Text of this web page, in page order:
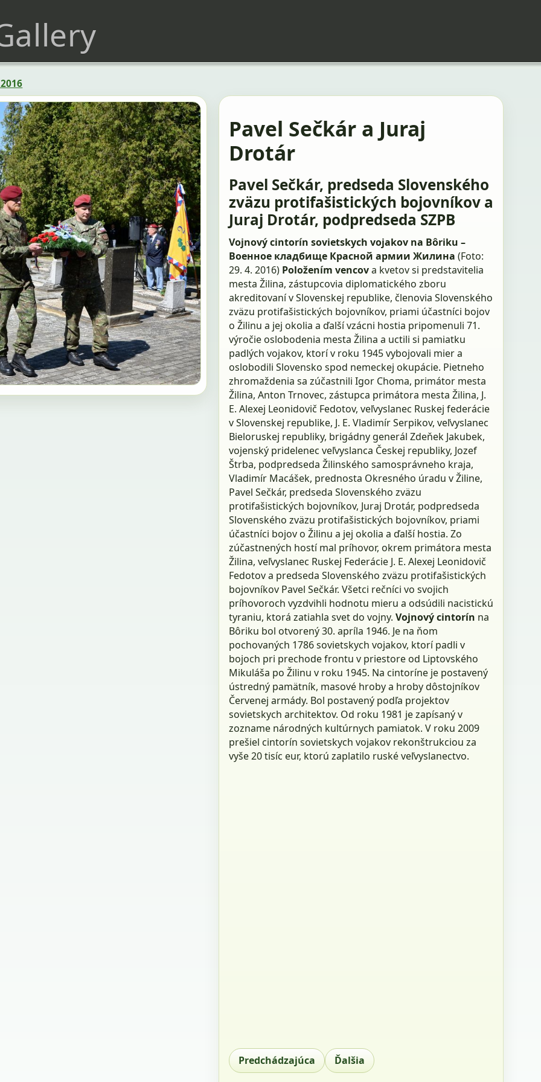
Pavel Sečkár a Juraj
Drotár
Pavel Sečkár, predseda Slovenského
zväzu protifašistických bojovníkov a
Juraj Drotár, podpredseda SZPB
Vojnový cintorín sovietskych vojakov na Bôriku –
Военное кладбище Красной армии Жилина (Foto:
29. 4. 2016) Položením vencova kvetov si predstavitelia
mesta Žilina, zástupcovia diplomatického zboru
akreditovaní v Slovenskej republike, členovia Slovenského
zväzu protifašistických bojovníkov, priami účastníci bojov
o Žilinu a jej okolia a ďalší vzácni hostia pripomenuli 71.
výročie oslobodenia mesta Žilina a uctili si pamiatku
padlých vojakov, ktorí v roku 1945 vybojovali mier a
oslobodili Slovensko spod nemeckej okupácie. Pietneho
zhromaždenia sa zúčastnili Igor Choma, primátor mesta
Žilina, Anton Trnovec, zástupca primátora mesta Žilina, J.
E. Alexej Leonidovič Fedotov, veľvyslanec Ruskej federácie
v Slovenskej republike, J. E. Vladimír Serpikov, veľvyslanec
Bieloruskej republiky, brigádny generál Zdeňek Jakubek,
vojenský pridelenec veľvyslanca Českej republiky, Jozef
Štrba, podpredseda Žilinského samosprávneho kraja,
Vladimír Macášek, prednosta Okresného úradu v Žiline,
Pavel Sečkár, predseda Slovenského zväzu
protifašistických bojovníkov, Juraj Drotár, podpredseda
Slovenského zväzu protifašistických bojovníkov, priami
účastníci bojov o Žilinu a jej okolia a ďalší hostia. Zo
zúčastnených hostí mal príhovor, okrem primátora mesta
Žilina, veľvyslanec Ruskej Federácie J. E. Alexej Leonidovič
Fedotov a predseda Slovenského zväzu protifašistických
bojovníkov Pavel Sečkár. Všetci rečníci vo svojich
príhovoroch vyzdvihli hodnotu mieru a odsúdili nacistickú
tyraniu, ktorá zatiahla svet do vojny. Vojnový cintorín na
Bôriku bol otvorený 30. apríla 1946. Je na ňom
pochovaných 1786 sovietskych vojakov, ktorí padli v
bojoch pri prechode frontu v priestore od Liptovského
Mikuláša po Žilinu v roku 1945. Na cintoríne je postavený
ústredný pamätník, masové hroby a hroby dôstojníkov
Červenej armády. Bol postavený podľa projektov
sovietskych architektov. Od roku 1981 je zapísaný v
zozname národných kultúrnych pamiatok. V roku 2009
prešiel cintorín sovietskych vojakov rekonštrukciou za
vyše 20 tisíc eur, ktorú zaplatilo ruské veľvyslanectvo.
Predchádzajúca Ďalšia